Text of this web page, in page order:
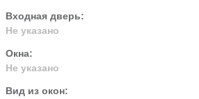
Входная дверь:
Не указано
Окна:
Не указано
Вид из окон: